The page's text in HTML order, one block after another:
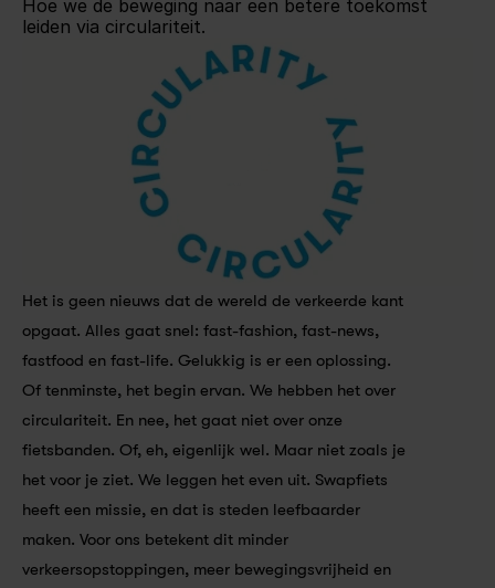
Hoe we de beweging naar een betere toekomst
leiden via circulariteit.
Het is geen nieuws dat de wereld de verkeerde kant
opgaat. Alles gaat snel: fast-fashion, fast-news,
fastfood en fast-life. Gelukkig is er een oplossing.
Of tenminste, het begin ervan. We hebben het over
circulariteit. En nee, het gaat niet over onze
fietsbanden. Of, eh, eigenlijk wel. Maar niet zoals je
het voor je ziet. We leggen het even uit. Swapfiets
heeft een missie, en dat is steden leefbaarder
maken. Voor ons betekent dit minder
verkeersopstoppingen, meer bewegingsvrijheid en